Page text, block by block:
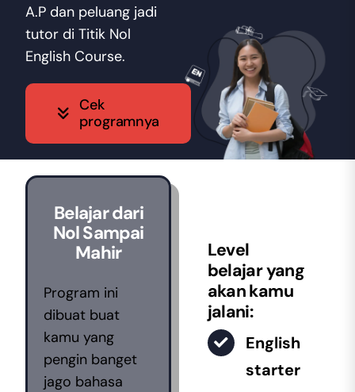
A.P dan peluang jadi
tutor di Titik Nol
English Course.
Cek
programnya
Belajar dari
Nol Sampai
Mahir
Program ini
dibuat buat
kamu yang
pengin banget
jago bahasa
Level
belajar yang
akan kamu
jalani:
English
starter